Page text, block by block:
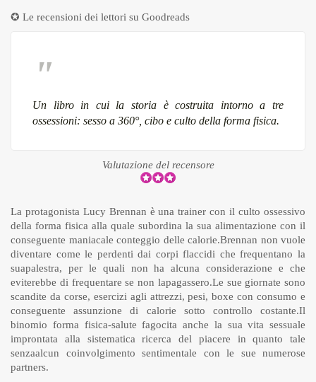
✪ Le recensioni dei lettori su Goodreads
Un libro in cui la storia è costruita intorno a tre
ossessioni: sesso a 360°, cibo e culto della forma fisica.
Valutazione del recensore
La protagonista Lucy Brennan è una trainer con il culto ossessivo
della forma fisica alla quale subordina la sua alimentazione con il
conseguente maniacale conteggio delle calorie.Brennan non vuole
diventare come le perdenti dai corpi flaccidi che frequentano la
suapalestra, per le quali non ha alcuna considerazione e che
eviterebbe di frequentare se non lapagassero.Le sue giornate sono
scandite da corse, esercizi agli attrezzi, pesi, boxe con consumo e
conseguente assunzione di calorie sotto controllo costante.Il
binomio forma fisica-salute fagocita anche la sua vita sessuale
improntata alla sistematica ricerca del piacere in quanto tale
senzaalcun coinvolgimento sentimentale con le sue numerose
partners.